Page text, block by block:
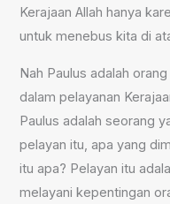
Kerajaan Allah hanya
untuk menebus kita di
Nah Paulus adalah
dalam pelayanan
Paulus adalah seorang
pelayan itu, apa yang
itu apa? Pelayan itu
melayani kepentingan